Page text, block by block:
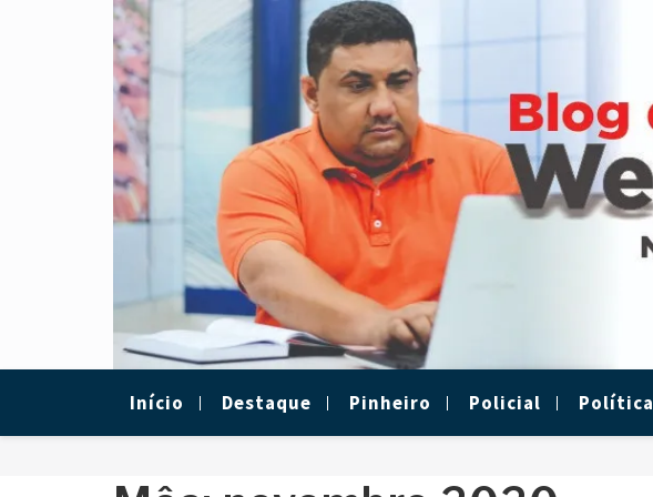
Início Destaque Pinheiro Policial Política